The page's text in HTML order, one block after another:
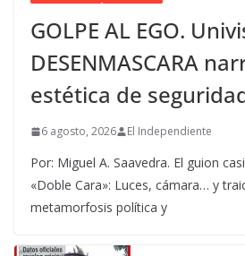
GOLPE AL EGO.
DESENMASCARA
estética de
6 agosto, 2026 El Independiente
Por: Miguel A. Saavedra. El guion
«Doble Cara»: Luces, cámara… y
metamorfosis política y